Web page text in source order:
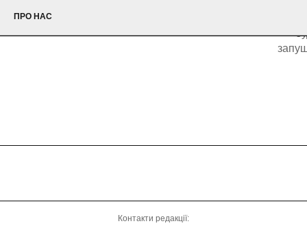
ПРО НАС
Контакти редакції: